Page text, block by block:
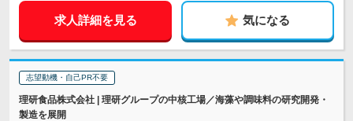
求人詳細を見る 気になる
志望動機・自己PR不要
理研食品株式会社 | 理研グループの中核工場／海藻や調味料の研究開発・
製造を展開